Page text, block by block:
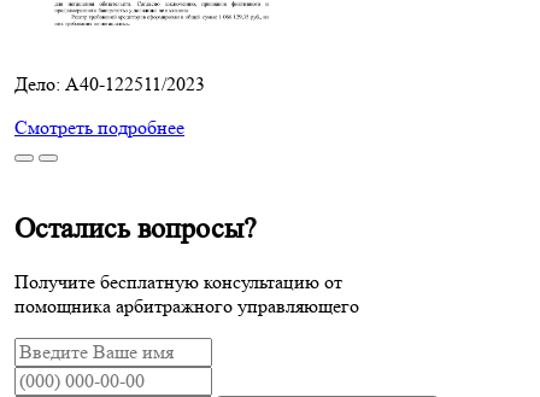
Дело: А40-122511/2023
Смотреть подробнее
Остались вопросы?
Получите бесплатную консультацию от
помощника арбитражного управляющего